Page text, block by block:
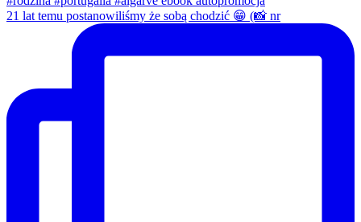
21 lat temu postanowiliśmy że sobą chodzić 😁 (📸 nr